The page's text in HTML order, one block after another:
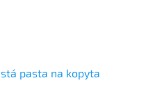
pasta na kopyta